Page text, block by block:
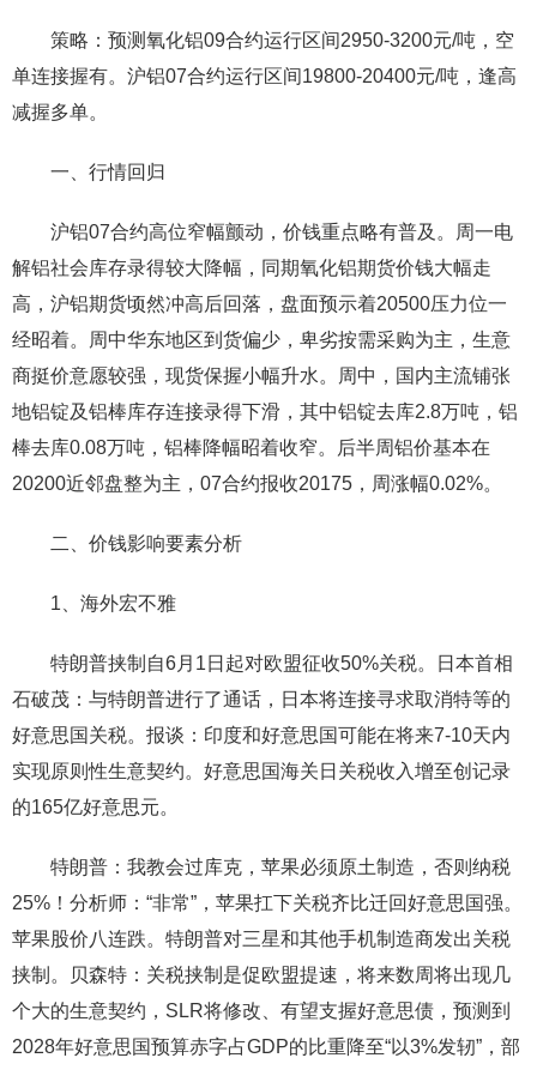
策略：预测氧化铝09合约运行区间2950-3200元/吨，空
单连接握有。沪铝07合约运行区间19800-20400元/吨，逢高
减握多单。
一、行情回归
沪铝07合约高位窄幅颤动，价钱重点略有普及。周一电
解铝社会库存录得较大降幅，同期氧化铝期货价钱大幅走
高，沪铝期货顷然冲高后回落，盘面预示着20500压力位一
经昭着。周中华东地区到货偏少，卑劣按需采购为主，生意
商挺价意愿较强，现货保握小幅升水。周中，国内主流铺张
地铝锭及铝棒库存连接录得下滑，其中铝锭去库2.8万吨，铝
棒去库0.08万吨，铝棒降幅昭着收窄。后半周铝价基本在
20200近邻盘整为主，07合约报收20175，周涨幅0.02%。
二、价钱影响要素分析
1、海外宏不雅
特朗普挟制自6月1日起对欧盟征收50%关税。日本首相
石破茂：与特朗普进行了通话，日本将连接寻求取消特等的
好意思国关税。报谈：印度和好意思国可能在将来7-10天内
实现原则性生意契约。好意思国海关日关税收入增至创记录
的165亿好意思元。
特朗普：我教会过库克，苹果必须原土制造，否则纳税
25%！分析师：“非常”，苹果扛下关税齐比迁回好意思国强。
苹果股价八连跌。特朗普对三星和其他手机制造商发出关税
挟制。贝森特：关税挟制是促欧盟提速，将来数周将出现几
个大的生意契约，SLR将修改、有望支握好意思债，预测到
2028年好意思国预算赤字占GDP的比重降至“以3%发轫”，部